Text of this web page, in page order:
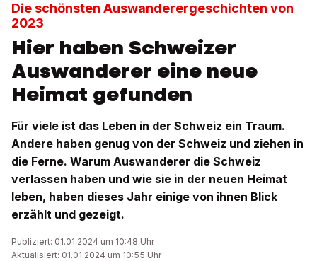
Die schönsten Auswanderergeschichten von
2023
Hier haben Schweizer
Auswanderer eine neue
Heimat gefunden
Für viele ist das Leben in der Schweiz ein Traum.
Andere haben genug von der Schweiz und ziehen in
die Ferne. Warum Auswanderer die Schweiz
verlassen haben und wie sie in der neuen Heimat
leben, haben dieses Jahr einige von ihnen Blick
erzählt und gezeigt.
Publiziert: 01.01.2024 um 10:48 Uhr
Aktualisiert: 01.01.2024 um 10:55 Uhr